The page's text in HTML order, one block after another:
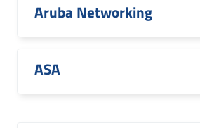
Aruba Networking
ASA